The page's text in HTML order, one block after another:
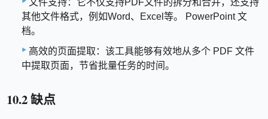
其他文件格式，例如Word、Excel等。 PowerPoint 文
档。
高效的页面提取：该工具能够有效地从多个 PDF 文件
中提取页面，节省批量任务的时间。
10.2 缺点